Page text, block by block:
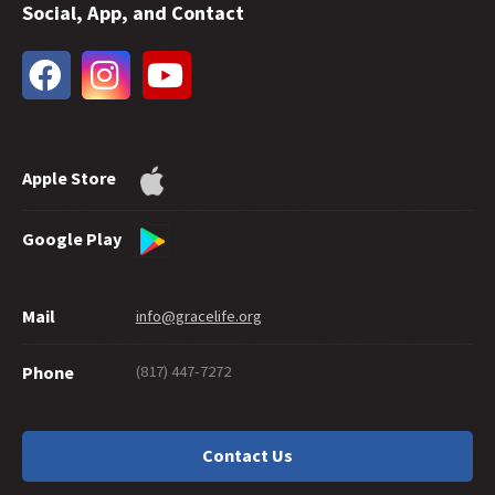
34 -As chamas em Hebreus
32 -
Graça Futura
31 - Batismo nas Águas e Salvação Etern
28 -As boas obras podem provar a salvação?
26 -Suicídio e Salvação
Um Labirinto De Graça
23 -
Os discípulos nascem ou são feitos?
21 - Pedro Como Um Discípulo Modelo
19 -Que tal um "cristão" que não vive como um?
Você deveria cortar sua mão?
17 -Tradições ou Tradicionalismo?
Social, App, and Contact
Apple Store
Google Play
Mail info@gracelife.org
Phone (817) 447-7272
Contact Us